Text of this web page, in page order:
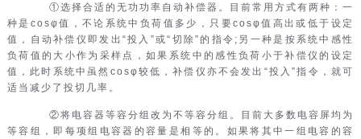
①选择合适的无功功率自动补偿器。目前常用方式有两种：一
种是cosφ值，不论系统中负荷值多少，只要cosφ值高出或低于设定
值，自动补偿仪即发出“投入”或“切除”的指令;另一种是按系统中感性
负荷值的大小作为采样点，如果系统中的感性负荷小于补偿仪的设定
值，此时系统中虽然cosφ较低，补偿仪亦不会发出“投入”指令，就可
适当减少了投切几率。
②将电容器等容分组改为不等容分组。目前大多数电容屏均为
等容组，即每项组电容器的容量是相等的。如果将其中一组电容的容